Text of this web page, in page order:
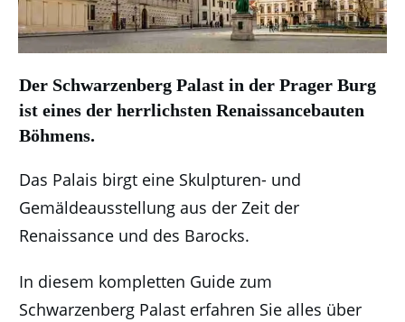
Der Schwarzenberg Palast in der Prager Burg
ist eines der herrlichsten Renaissancebauten
Böhmens.
Das Palais birgt eine Skulpturen- und
Gemäldeausstellung aus der Zeit der
Renaissance und des Barocks.
In diesem kompletten Guide zum
Schwarzenberg Palast erfahren Sie alles über